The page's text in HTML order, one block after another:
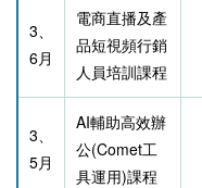
3、
6月
電商直播及產
品短視頻行銷
人員培訓課程
3、
5月
AI輔助高效辦
公(Comet工
具運用)課程